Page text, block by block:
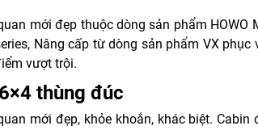
mới đẹp thuộc dòng sản phẩm HOWO
Nâng cấp từ dòng sản phẩm VX
vượt trội.
thùng đúc
mới đẹp, khỏe khoắn, khác biệt.